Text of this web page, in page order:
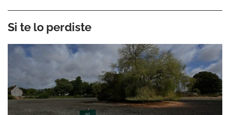
Si te lo perdiste